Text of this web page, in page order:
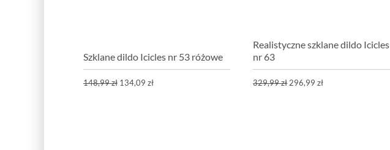
Szklane dildo Icicles nr 53 różowe
148,99 zł 134,09 zł
Realistyczne szklane dildo Icicles
nr 63
329,99 zł 296,99 zł